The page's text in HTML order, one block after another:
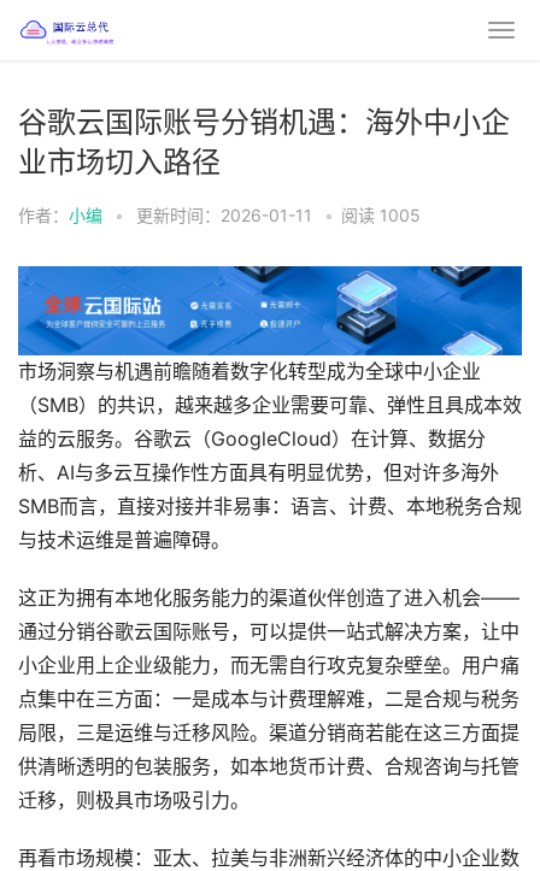
谷歌云国际账号分销机遇：海外中小企
业市场切入路径
作者： 小编 • 更新时间：2026-01-11 • 阅读 1005
市场洞察与机遇前瞻随着数字化转型成为全球中小企业
（SMB）的共识，越来越多企业需要可靠、弹性且具成本效
益的云服务。谷歌云（GoogleCloud）在计算、数据分
析、AI与多云互操作性方面具有明显优势，但对许多海外
SMB而言，直接对接并非易事：语言、计费、本地税务合规
与技术运维是普遍障碍。
这正为拥有本地化服务能力的渠道伙伴创造了进入机会——
通过分销谷歌云国际账号，可以提供一站式解决方案，让中
小企业用上企业级能力，而无需自行攻克复杂壁垒。用户痛
点集中在三方面：一是成本与计费理解难，二是合规与税务
局限，三是运维与迁移风险。渠道分销商若能在这三方面提
供清晰透明的包装服务，如本地货币计费、合规咨询与托管
迁移，则极具市场吸引力。
再看市场规模：亚太、拉美与非洲新兴经济体的中小企业数